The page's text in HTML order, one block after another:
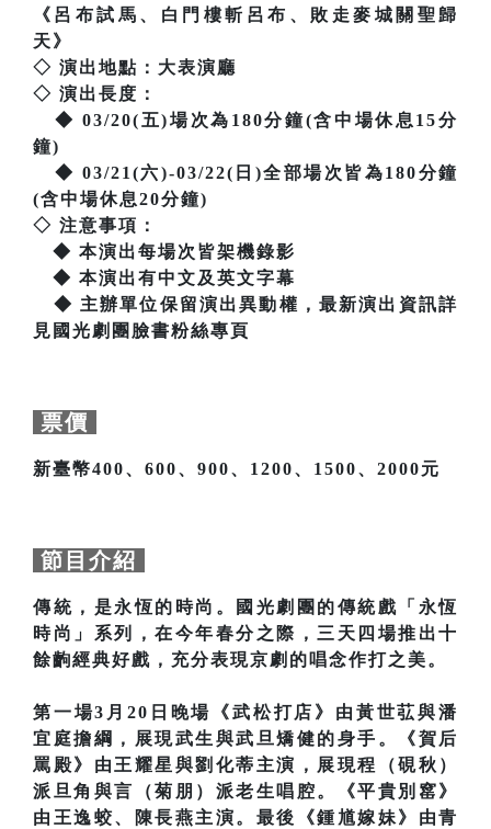
《呂布試馬、白門樓斬呂布、敗走麥城關聖歸
天》
◇ 演出地點：大表演廳
◇ 演出長度：
◆ 03/20(五)場次為180分鐘(含中場休息15分
鐘)
◆ 03/21(六)-03/22(日)全部場次皆為180分鐘
(含中場休息20分鐘)
◇ 注意事項：
◆ 本演出每場次皆架機錄影
◆ 本演出有中文及英文字幕
◆ 主辦單位保留演出異動權，最新演出資訊詳
見國光劇團臉書粉絲專頁
票價
新臺幣400、600、900、1200、1500、2000元
節目介紹
傳統，是永恆的時尚。國光劇團的傳統戲「永恆
時尚」系列，在今年春分之際，三天四場推出十
餘齣經典好戲，充分表現京劇的唱念作打之美。
第一場3月20日晚場《武松打店》由黃世苰與潘
宜庭擔綱，展現武生與武旦矯健的身手。《賀后
罵殿》由王耀星與劉化蒂主演，展現程（硯秋）
派旦角與言（菊朋）派老生唱腔。《平貴別窰》
由王逸蛟、陳長燕主演。最後《鍾馗嫁妹》由青